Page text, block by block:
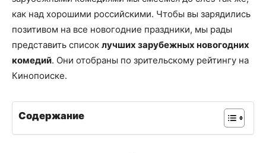
как над хорошими российскими. Чтобы вы зарядились
позитивом на все новогодние праздники, мы рады
представить список лучших зарубежных новогодних
комедий. Они отобраны по зрительскому рейтингу на
Кинопоиске.
Содержание